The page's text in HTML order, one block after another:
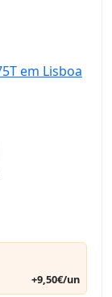
+9,50€/un